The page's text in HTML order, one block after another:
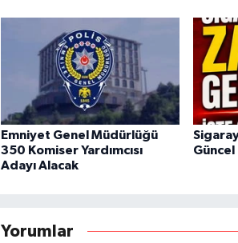
Emniyet Genel Müdürlüğü
350 Komiser Yardımcısı
Adayı Alacak
Yorumlar